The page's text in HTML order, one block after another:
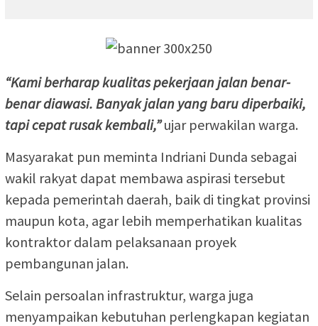
“Kami berharap kualitas pekerjaan jalan benar-
benar diawasi. Banyak jalan yang baru diperbaiki,
tapi cepat rusak kembali,”ujar perwakilan warga.
Masyarakat pun meminta Indriani Dunda sebagai
wakil rakyat dapat membawa aspirasi tersebut
kepada pemerintah daerah, baik di tingkat provinsi
maupun kota, agar lebih memperhatikan kualitas
kontraktor dalam pelaksanaan proyek
pembangunan jalan.
Selain persoalan infrastruktur, warga juga
menyampaikan kebutuhan perlengkapan kegiatan